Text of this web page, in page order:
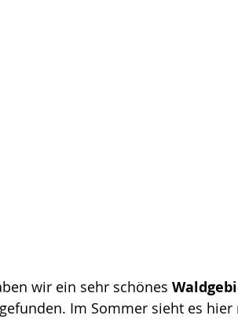
wir ein sehr schönes
Im Sommer sieht es